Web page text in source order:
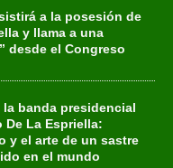
a la posesión de
y llama a una
desde el Congreso
banda presidencial
De La Espriella:
y el arte de un sastre
en el mundo